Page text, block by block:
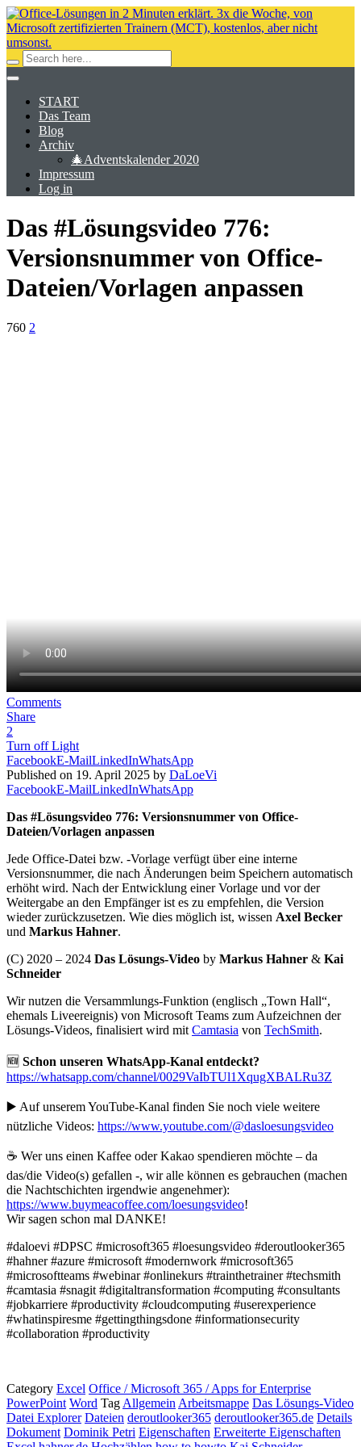
START
Das Team
Blog
Archiv
🎄Adventskalender 2020
Impressum
Log in
Das #Lösungsvideo 776:
Versionsnummer von Office-
Dateien/Vorlagen anpassen
760 2
Comments
Share
2
Turn off Light
FacebookE-MailLinkedInWhatsApp
Published on 19. April 2025 by DaLoeVi
FacebookE-MailLinkedInWhatsApp
Das #Lösungsvideo 776: Versionsnummer von Office-
Dateien/Vorlagen anpassen
Jede Office-Datei bzw. -Vorlage verfügt über eine interne
Versionsnummer, die nach Änderungen beim Speichern automatisch
erhöht wird. Nach der Entwicklung einer Vorlage und vor der
Weitergabe an den Empfänger ist es zu empfehlen, die Version
wieder zurückzusetzen. Wie dies möglich ist, wissen Axel Becker
und Markus Hahner.
(C) 2020 – 2024 Das Lösungs-Video by Markus Hahner & Kai
Schneider
Wir nutzen die Versammlungs-Funktion (englisch „Town Hall“,
ehemals Liveereignis) von Microsoft Teams zum Aufzeichnen der
Lösungs-Videos, finalisiert wird mit Camtasia von TechSmith.
🆕 Schon unseren WhatsApp-Kanal entdeckt?
https://whatsapp.com/channel/0029VaIbTUl1XqugXBALRu3Z
▶️ Auf unserem YouTube-Kanal finden Sie noch viele weitere
nützliche Videos: https://www.youtube.com/@dasloesungsvideo
☕ Wer uns einen Kaffee oder Kakao spendieren möchte – da
das/die Video(s) gefallen -, wir alle können es gebrauchen (machen
die Nachtschichten irgendwie angenehmer):
https://www.buymeacoffee.com/loesungsvideo!
Wir sagen schon mal DANKE!
#daloevi #DPSC #microsoft365 #loesungsvideo #deroutlooker365
#hahner #azure #microsoft #modernwork #microsoft365
#microsoftteams #webinar #onlinekurs #trainthetrainer #techsmith
#camtasia #snagit #digitaltransformation #computing #consultants
#jobkarriere #productivity #cloudcomputing #userexperience
#whatinspiresme #gettingthingsdone #informationsecurity
#collaboration #productivity
Category Excel Office / Microsoft 365 / Apps for Enterprise
PowerPoint Word Tag Allgemein Arbeitsmappe Das Lösungs-Video
Datei Explorer Dateien deroutlooker365 deroutlooker365.de Details
Dokument Dominik Petri Eigenschaften Erweiterte Eigenschaften